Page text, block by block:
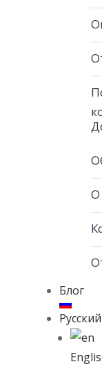
О
Блог
Русский